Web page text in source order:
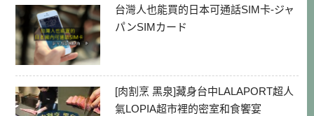
台灣人也能買的日本可通話SIM卡-ジャ
パンSIMカード
[肉割烹 黑泉]藏身台中LALAPORT超人
氣LOPIA超市裡的密室和食饗宴